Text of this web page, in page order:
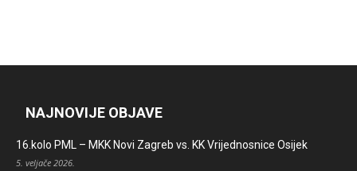
NAJNOVIJE OBJAVE
16.kolo PML – MKK Novi Zagreb vs. KK Vrijednosnice Osijek
5. veljače 2026.